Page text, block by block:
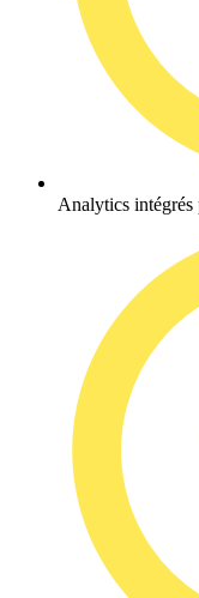
Analytics intégrés